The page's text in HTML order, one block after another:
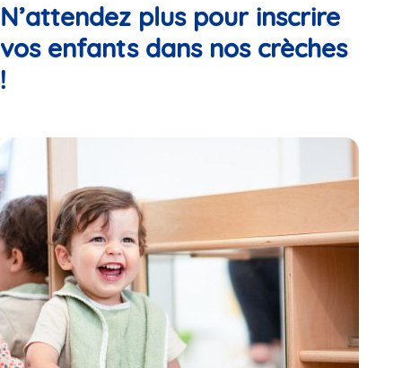
N’attendez plus pour inscrire
vos enfants dans nos crèches
!